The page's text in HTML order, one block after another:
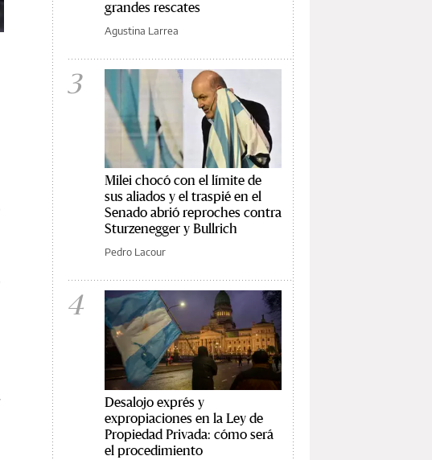
grandes rescates
Agustina Larrea
3
Milei chocó con el límite de
sus aliados y el traspié en el
Senado abrió reproches contra
Sturzenegger y Bullrich
Pedro Lacour
4
Desalojo exprés y
expropiaciones en la Ley de
Propiedad Privada: cómo será
el procedimiento